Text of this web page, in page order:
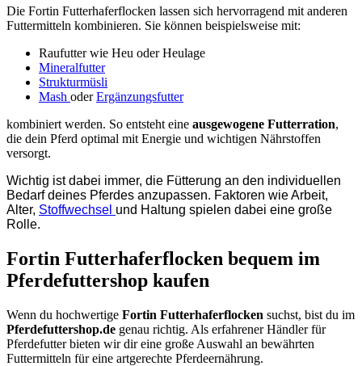
Die Fortin Futterhaferflocken lassen sich hervorragend mit anderen
Futtermitteln kombinieren. Sie können beispielsweise mit:
Raufutter wie Heu oder Heulage
Mineralfutter
Strukturmüsli
Mash oderErgänzungsfutter
kombiniert werden. So entsteht eine ausgewogene Futterration,
die dein Pferd optimal mit Energie und wichtigen Nährstoffen
versorgt.
Wichtig ist dabei immer, die Fütterung an den individuellen
Bedarf deines Pferdes anzupassen. Faktoren wie Arbeit,
Alter, Stoffwechsel und Haltung spielen dabei eine große
Rolle.
Fortin Futterhaferflocken bequem im
Pferdefuttershop kaufen
Wenn du hochwertige Fortin Futterhaferflocken suchst, bist du im
Pferdefuttershop.de genau richtig. Als erfahrener Händler für
Pferdefutter bieten wir dir eine große Auswahl an bewährten
Futtermitteln für eine artgerechte Pferdeernährung.